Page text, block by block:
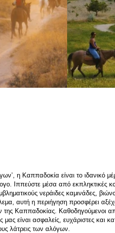
η Καππαδοκία είναι το ιδανικό
Ιππεύστε μέσα από εκπληκτικές
νεράιδες καμινάδες,
αυτή η περιήγηση προσφέρει
της Καππαδοκίας. Καθοδηγούμενοι
μας είναι ασφαλείς, ευχάριστες και
λάτρεις των αλόγων.